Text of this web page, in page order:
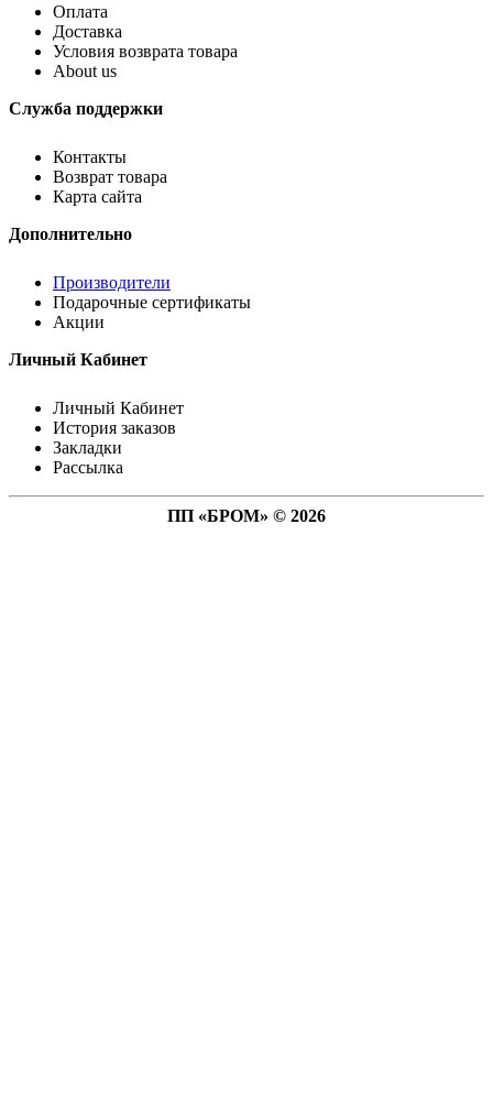
Оплата
Доставка
Условия возврата товара
About us
Служба поддержки
Контакты
Возврат товара
Карта сайта
Дополнительно
Производители
Подарочные сертификаты
Акции
Личный Кабинет
Личный Кабинет
История заказов
Закладки
Рассылка
ПП «БРОМ» © 2026